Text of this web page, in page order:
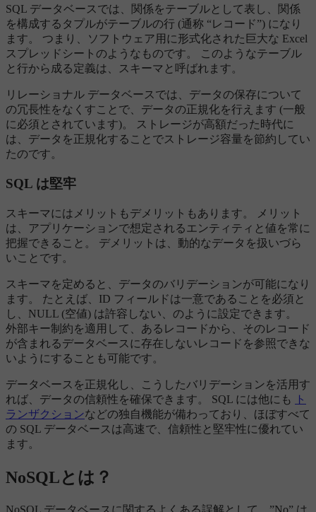
SQL データベースでは、関係をテーブルとして表し、関係
を構成するタプルがテーブルの行 (通称 “レコード”) になり
ます。 つまり、ソフトウェア用に形式化された巨大な Excel
スプレッドシートのようなものです。 このようなテーブル
と行から成る定義は、スキーマと呼ばれます。
リレーショナル データベースでは、データの保存について
の冗長性をなくすことで、データの正規化を行えます (一般
に必須とされています)。 ストレージが高額だった時代に
は、データを正規化することでストレージ容量を節約してい
たのです。
SQL は堅牢
スキーマにはメリットもデメリットもあります。 メリット
は、アプリケーションで想定されるエンティティと値を常に
把握できること。 デメリットは、動的なデータを扱いづら
いことです。
スキーマを定めると、データのバリデーションが可能になり
ます。 たとえば、ID フィールドは一意であることを必須と
し、NULL (空値) は許容しない、のように設定できます。
外部キー制約を適用して、あるレコードから、そのレコード
が含まれるデータベースに存在しないレコードを参照できな
いようにすることも可能です。
データベースを正規化し、こうしたバリデーションを活用す
れば、データの信頼性を確保できます。 SQL には他にも
ト
ランザクションなどの独自機能が備わっており、ほぼすべて
の SQL データベースは高速で、信頼性と堅牢性に優れてい
ます。
NoSQLとは？
NoSQL データベースに関するよくある誤解として、”No” は